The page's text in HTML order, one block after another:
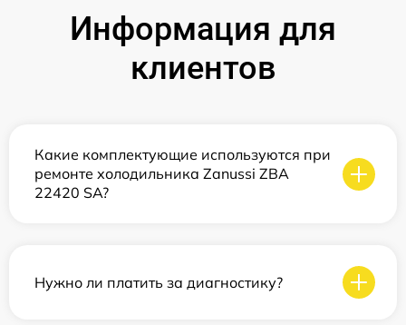
Информация для
клиентов
Какие комплектующие используются при
ремонте холодильника Zanussi ZBA
22420 SA?
Нужно ли платить за диагностику?